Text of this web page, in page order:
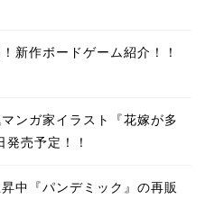
新作ボードゲーム紹介！！
ンガ家イラスト『花嫁が多
売予定！！
中『パンデミック』の再販